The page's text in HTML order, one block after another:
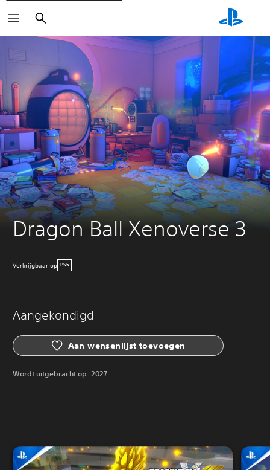
Zoeken
Dragon Ball Xenoverse 3
Verkrijgbaar op PS5
Aangekondigd
Aan wensenlijst toevoegen
Wordt uitgebracht op: 2027